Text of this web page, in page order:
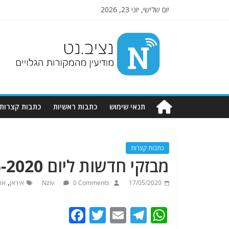
יום שלישי, יוני 23, 2026
Nziv.net
מודיעין
מהמקורות
תנאי שימוש כתבות ראשיות כתבות קצרות
כתבות קצרות
מבזקי חדשות ליום 17-5-2020 . מתעדכן.
17/05/2020
Nziv 0 Comments איראן,
W
T
E
T